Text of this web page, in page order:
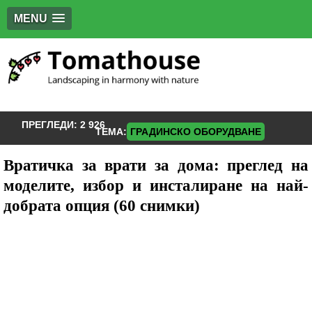
MENU
ПРЕГЛЕДИ: 2 926
ТЕМА: ГРАДИНСКО ОБОРУДВАНЕ
Вратичка за врати за дома: преглед на
моделите, избор и инсталиране на най-
добрата опция (60 снимки)